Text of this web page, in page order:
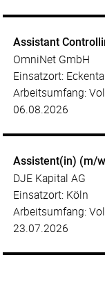
Assistant
OmniNet GmbH
Einsatzort:
Arbeitsumfang:
06.08.2026
Assistent(in) (m/
DJE Kapital AG
Einsatzort: Köln
Arbeitsumfang:
23.07.2026